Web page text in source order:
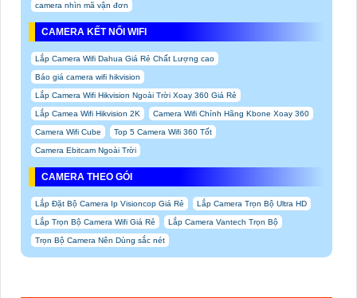
camera nhìn mã vận đơn
CAMERA KẾT NỐI WIFI
Lắp Camera Wifi Dahua Giá Rẻ Chất Lượng cao
Báo giá camera wifi hikvision
Lắp Camera Wifi Hikvision Ngoài Trời Xoay 360 Giá Rẻ
Lắp Camea Wifi Hikvision 2K Camera Wifi Chính Hãng Kbone Xoay 360
Camera Wifi Cube Top 5 Camera Wifi 360 Tốt
Camera Ebitcam Ngoài Trời
CAMERA THEO GÓI
Lắp Đặt Bộ Camera Ip Visioncop Giá Rẻ Lắp Camera Trọn Bộ Ultra HD
Lắp Trọn Bộ Camera Wifi Giá Rẻ Lắp Camera Vantech Trọn Bộ
Trọn Bộ Camera Nên Dùng sắc nét